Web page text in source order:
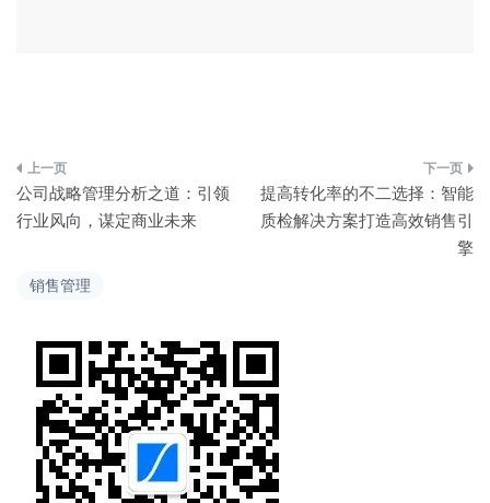
销售管理
文
章
公司战略管理分析之道：引领
行业风向，谋定商业未来
提高转化率的不二选择：智能
质检解决方案打造高效销售引
擎